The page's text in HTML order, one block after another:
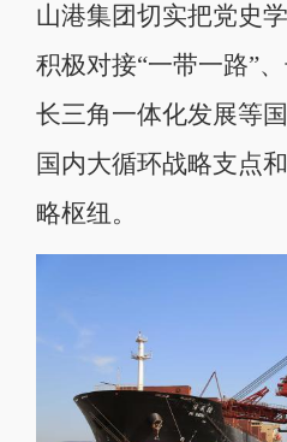
山港集团切实把党史
积极对接“一带一路”
长三角一体化发展等
国内大循环战略支点
略枢纽。